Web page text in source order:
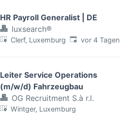
HR Payroll Generalist | DE
luxsearch®
Clerf, Luxemburg Veröffentlicht:
vor 4 Tagen
Leiter Service Operations
(m/w/d) Fahrzeugbau
OG Recruitment S.à r.l.
Wintger, Luxemburg